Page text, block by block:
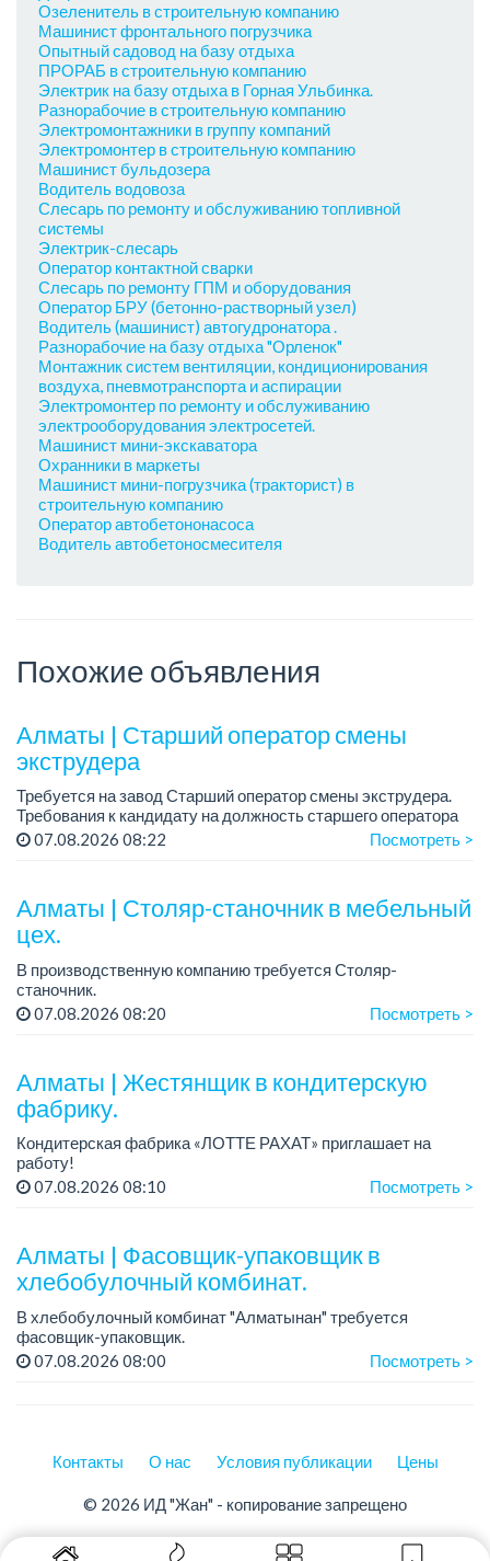
Озеленитель в строительную компанию
Машинист фронтального погрузчика
Опытный садовод на базу отдыха
ПРОРАБ в строительную компанию
Электрик на базу отдыха в Горная Ульбинка.
Разнорабочие в строительную компанию
Электромонтажники в группу компаний
Электромонтер в строительную компанию
Машинист бульдозера
Водитель водовоза
Слесарь по ремонту и обслуживанию топливной
системы
Электрик-слесарь
Оператор контактной сварки
Слесарь по ремонту ГПМ и оборудования
Оператор БРУ (бетонно-растворный узел)
Водитель (машинист) автогудронатора .
Разнорабочие на базу отдыха "Орленок"
Монтажник систем вентиляции, кондиционирования
воздуха, пневмотранспорта и аспирации
Электромонтер по ремонту и обслуживанию
электрооборудования электросетей.
Машинист мини-экскаватора
Охранники в маркеты
Машинист мини-погрузчика (тракторист) в
строительную компанию
Оператор автобетононасоса
Водитель автобетоносмесителя
Похожие объявления
Алматы | Старший оператор смены
экструдера
Требуется на завод Старший оператор смены экструдера.
Требования к кандидату на должность старшего оператора
экструдера:
07.08.2026 08:22 Посмотреть >
Алматы | Столяр-станочник в мебельный
цех.
В производственную компанию требуется Столяр-
станочник.
График работы: 5/2, с 08.00 до 18.00.
07.08.2026 08:20 Посмотреть >
Алматы | Жестянщик в кондитерскую
фабрику.
Кондитерская фабрика «ЛОТТЕ РАХАТ» приглашает на
работу!
График работы: сменный.
07.08.2026 08:10 Посмотреть >
Алматы | Фасовщик-упаковщик в
хлебобулочный комбинат.
В хлебобулочный комбинат "Алматынан" требуется
фасовщик-упаковщик.
Зарплата: от 150 000 до 200 000 тенге.
07.08.2026 08:00 Посмотреть >
Контакты О нас Условия публикации Цены
© 2026 ИД "Жан" - копирование запрещено